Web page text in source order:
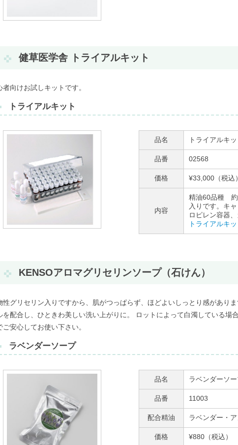
健草医学舎 トライアルキット
者向けお試しキットです。
トライアルキット
品名 トライアルキッ
品番 02568
価格 ¥33,000（税込）
内容
精油60品種 約
入りです。キ
ロピレン容器
トライアルキ
KENSOアロマグリセリンソープ（石けん）
性グリセリン入りですから、肌がつっぱらず、ほどよいしっとり感があり
を配合し、ひときわ美しい洗い上がりに。 ロットによって白濁している場
ご安心してお使い下さい。
ラベンダーソープ
品名 ラベンダーソ
品番 11003
配合精油 ラベンダー・
価格 ¥880（税込）